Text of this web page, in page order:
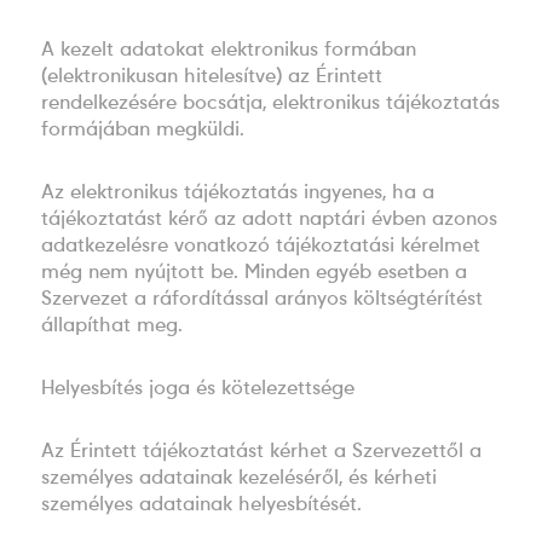
A kezelt adatokat elektronikus formában
(elektronikusan hitelesítve) az Érintett
rendelkezésére bocsátja, elektronikus tájékoztatás
formájában megküldi.
Az elektronikus tájékoztatás ingyenes, ha a
tájékoztatást kérő az adott naptári évben azonos
adatkezelésre vonatkozó tájékoztatási kérelmet
még nem nyújtott be. Minden egyéb esetben a
Szervezet a ráfordítással arányos költségtérítést
állapíthat meg.
Helyesbítés joga és kötelezettsége
Az Érintett tájékoztatást kérhet a Szervezettől a
személyes adatainak kezeléséről, és kérheti
személyes adatainak helyesbítését.